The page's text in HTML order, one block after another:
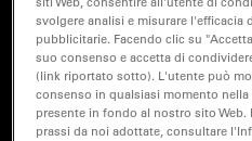
svolgere analisi e misurare l'efficacia
pubblicitarie. Facendo clic su
suo consenso e accetta di
(link riportato sotto). L'utente può
consenso in qualsiasi momento
presente in fondo al nostro sito
prassi da noi adottate, consultare